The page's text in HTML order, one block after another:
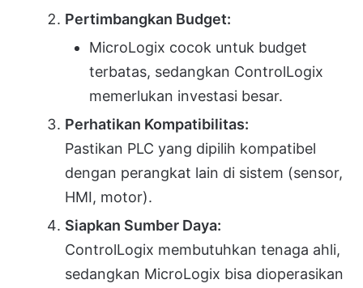
Pertimbangkan Budget:
MicroLogix cocok untuk budget
terbatas, sedangkan ControlLogix
memerlukan investasi besar.
Perhatikan Kompatibilitas:
Pastikan PLC yang dipilih kompatibel
dengan perangkat lain di sistem (sensor,
HMI, motor).
Siapkan Sumber Daya:
ControlLogix membutuhkan tenaga ahli,
sedangkan MicroLogix bisa dioperasikan